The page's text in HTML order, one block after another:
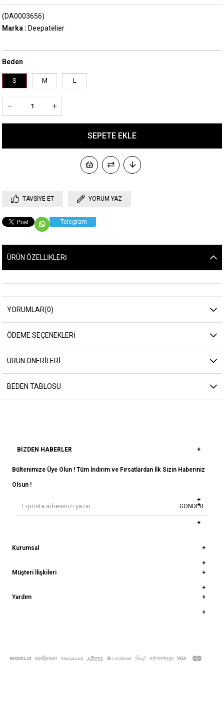
(DA0003656)
Marka : Deepatelier
Beden
S M L
TAVSIYE ET YORUM YAZ
Telegram
ÜRÜN ÖZELLIKLERI
YORUMLAR(0)
ÖDEME SEÇENEKLERI
ÜRÜN ÖNERILERI
BEDEN TABLOSU
BIZDEN HABERLER
Bültenimize Üye Olun ! Tüm İndirim ve Fırsatlardan İlk Sizin Haberiniz
Olsun !
GÖNDER
Kurumsal
Müşteri İlişkileri
Yardım